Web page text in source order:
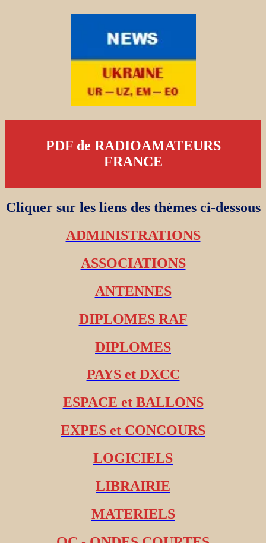
PDF de RADIOAMATEURS
FRANCE
Cliquer sur les liens des thèmes ci-dessous
ADMINISTRATIONS
ASSOCIATIONS
ANTENNES
DIPLOMES RAF
DIPLOMES
PAYS et DXCC
ESPACE et BALLONS
EXPES et CONCOURS
LOGICIELS
LIBRAIRIE
MATERIELS